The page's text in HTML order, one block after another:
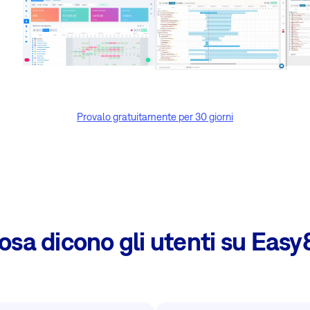
Provalo gratuitamente per 30 giorni
dicono gli utenti su